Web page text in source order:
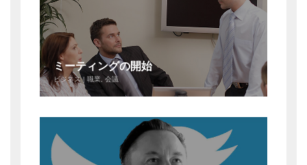
ミーティングの開始
ビジネス | 職業, 会議